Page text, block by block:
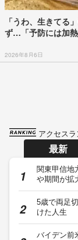
「うわ、生きて
ず…「予防には加
2026年8月6日
アクセス
最新
関東甲信地
や期間が拡
5歳で両足
けた人生
バイデン前